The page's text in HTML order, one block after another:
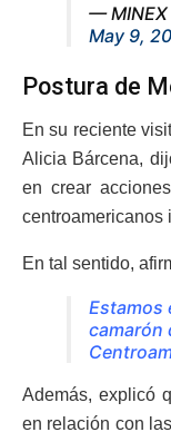
—
May 9,
Postura de
En su reciente
Alicia Bárcena,
en crear
centroamericanos
En tal sentido,
Estamos
camarón
Además, explicó
en relación con